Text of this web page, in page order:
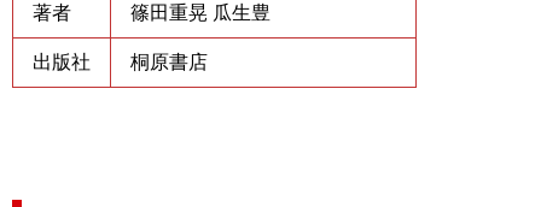
著者 篠田重晃 瓜生豊
出版社 桐原書店